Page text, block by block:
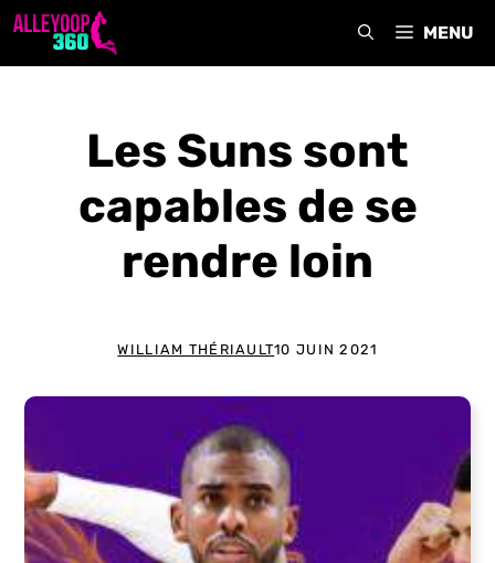
Aller
MENU
Les Suns sont
capables de se
rendre loin
WILLIAM THÉRIAULT10 JUIN 2021